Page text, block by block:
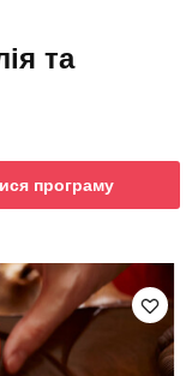
та
програму